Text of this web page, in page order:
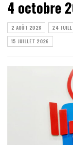
4 octobre
2 AOÛT 2026 24
15 JUILLET 2026